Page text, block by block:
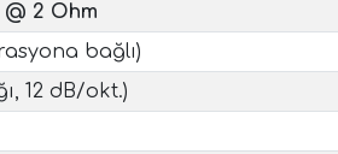
@ 2 Ohm
bağlı)
12 dB/okt.)